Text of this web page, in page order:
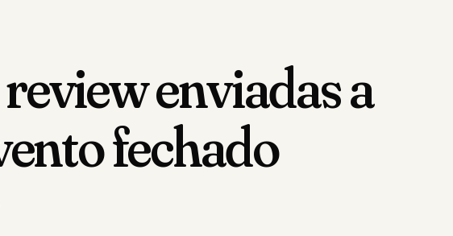
enviadas a
fechado